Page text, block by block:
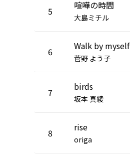
5 喧嘩の時間
大島ミチル
6 Walk by myself
菅野 よう子
7 birds
坂本 真綾
8 rise
origa